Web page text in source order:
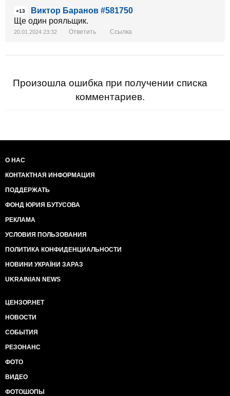
+13
Виктор Баранов #581750
Ще один рояльщик.
20.01.2024 23:32 Ответить Ссылка
Произошла ошибка при получении списка
комментариев.
О НАС
КОНТАКТНАЯ ИНФОРМАЦИЯ
ПОДДЕРЖАТЬ
ФОНД ЮРИЯ БУТУСОВА
РЕКЛАМА
УСЛОВИЯ ПОЛЬЗОВАНИЯ
ПОЛИТИКА КОНФИДЕНЦИАЛЬНОСТИ
НОВИНИ УКРАЇНИ ЗАРАЗ
UKRAINIAN NEWS
ЦЕНЗОР.НЕТ
НОВОСТИ
СОБЫТИЯ
РЕЗОНАНС
ФОТО
ВИДЕО
ФОТОШОПЫ